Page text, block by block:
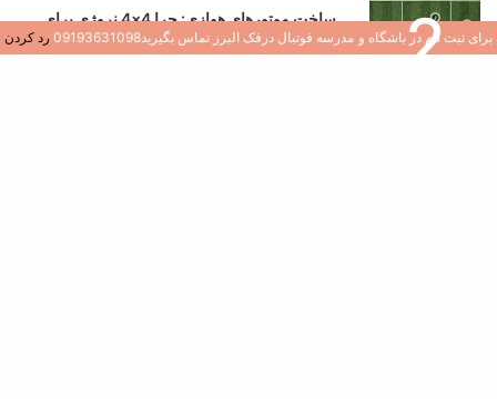
2
ساخت موتورهای هوازی: چرا 4×4 نروژی برای
بازیکنان جوان یک تغییر دهنده بازی است
برای ثبت نام در باشگاه و مدرسه فوتبال درفک البرز تماس بگیرید09193631098 رد کردن